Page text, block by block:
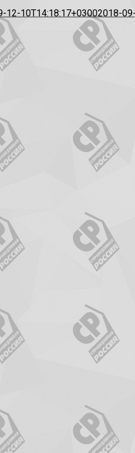
12-10T14:18:17+03002018-